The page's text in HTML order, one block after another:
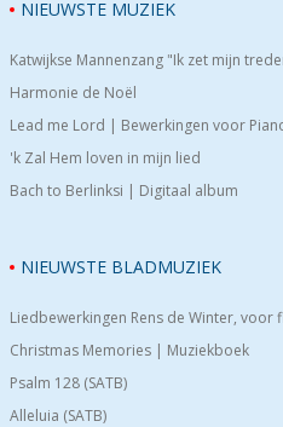
NIEUWSTE MUZIEK
Katwijkse Mannenzang "Ik zet mijn
Harmonie de Noël
Lead me Lord | Bewerkingen voor
'k Zal Hem loven in mijn lied
Bach to Berlinksi | Digitaal album
NIEUWSTE BLADMUZIEK
Liedbewerkingen Rens de Winter, voor
Christmas Memories | Muziekboek
Psalm 128 (SATB)
Alleluia (SATB)